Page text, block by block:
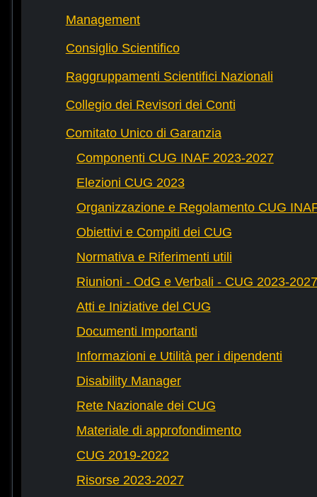
Management
Consiglio Scientifico
Raggruppamenti Scientifici Nazionali
Collegio dei Revisori dei Conti
Comitato Unico di Garanzia
Componenti CUG INAF 2023-2027
Elezioni CUG 2023
Organizzazione e Regolamento CUG
Obiettivi e Compiti dei CUG
Normativa e Riferimenti utili
Riunioni - OdG e Verbali - CUG 2023-2027
Atti e Iniziative del CUG
Documenti Importanti
Informazioni e Utilità per i dipendenti
Disability Manager
Rete Nazionale dei CUG
Materiale di approfondimento
CUG 2019-2022
Risorse 2023-2027